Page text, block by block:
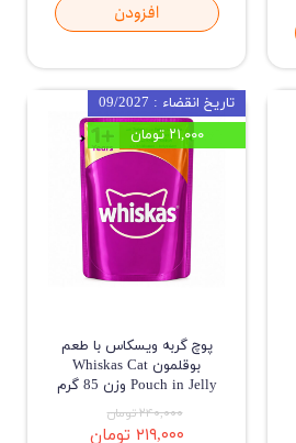
افزودن
پوچ گربه ویسکاس با طعم
بوقلمون Whiskas Cat
Pouch in Jelly وزن 85 گرم
۲۴۰,۰۰۰ تومان
۲۱۹,۰۰۰ تومان
تاریخ انقضاء : 09/2027
۲۱,۰۰۰ تومان